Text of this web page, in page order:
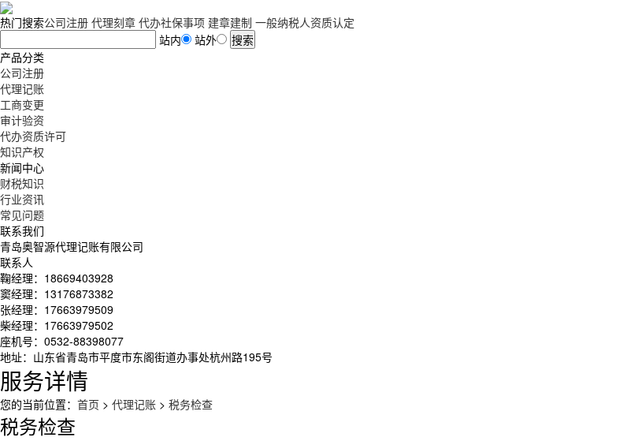
热门搜索公司注册 代理刻章 代办社保事项 建章建制 一般纳税人资质认定
站内
站外
产品分类
公司注册
代理记账
工商变更
审计验资
代办资质许可
知识产权
新闻中心
财税知识
行业资讯
常见问题
联系我们
青岛奥智源代理记账有限公司
联系人
鞠经理：18669403928
窦经理：13176873382
张经理：17663979509
柴经理：17663979502
座机号：0532-88398077
地址：山东省青岛市平度市东阁街道办事处杭州路195号
服务详情
您的当前位置： 首页 > 代理记账 > 税务检查
税务检查